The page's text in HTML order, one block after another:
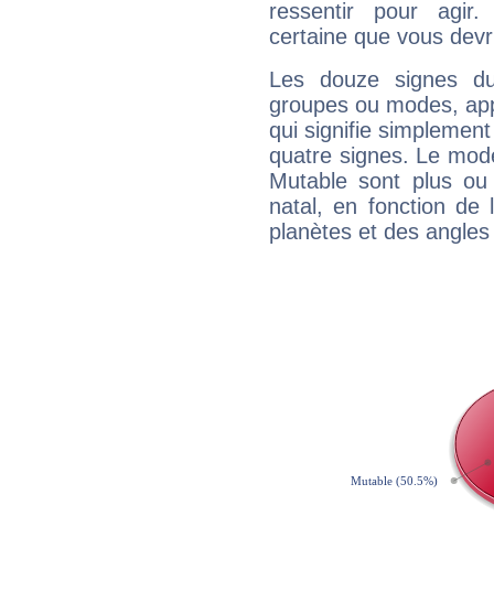
ressentir pour agir.
certaine que vous
Les douze signes
groupes ou modes,
qui signifie
quatre signes. Le
Mutable sont plus
natal, en fonction de
planètes et des